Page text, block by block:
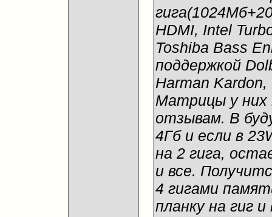
HDMI, Intel
Toshiba Bass
поддержкой
Harman
Матрицы у них
отзывам. В
4Гб и если в
на 2 гига,
и все.
4 гигами
планку на гиг